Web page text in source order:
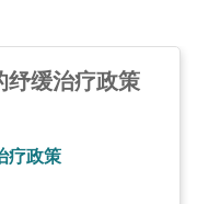
纾缓治疗政策
疗政策